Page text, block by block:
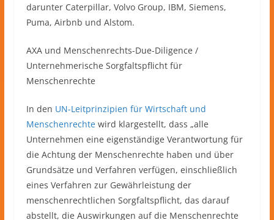
darunter Caterpillar, Volvo Group, IBM, Siemens,
Puma, Airbnb und Alstom.
AXA und Menschenrechts-Due-Diligence /
Unternehmerische Sorgfaltspflicht für
Menschenrechte
In den UN-Leitprinzipien für Wirtschaft und
Menschenrechtewird klargestellt, dass „alle
Unternehmen eine eigenständige Verantwortung für
die Achtung der Menschenrechte haben und über
Grundsätze und Verfahren verfügen, einschließlich
eines Verfahren zur Gewährleistung der
menschenrechtlichen Sorgfaltspflicht, das darauf
abstellt, die Auswirkungen auf die Menschenrechte